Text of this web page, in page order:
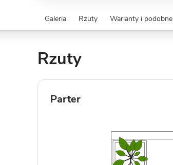
Galeria Rzuty Warianty i podobne
Rzuty
Parter